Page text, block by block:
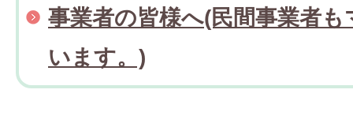
事業者の皆様へ(民間事業者
います。)